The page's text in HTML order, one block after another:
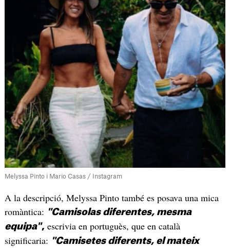
Melyssa Pinto i Mario Casas / Instagram
A la descripció, Melyssa Pinto també es posava una mica
romàntica: "Camisolas diferentes, mesma
equipa", escrivia en portuguès, que en català
significaria: "Camisetes diferents, el mateix